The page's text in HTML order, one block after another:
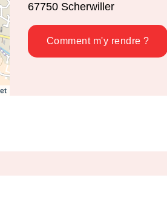
67750 Scherwiller
Comment m'y rendre ?